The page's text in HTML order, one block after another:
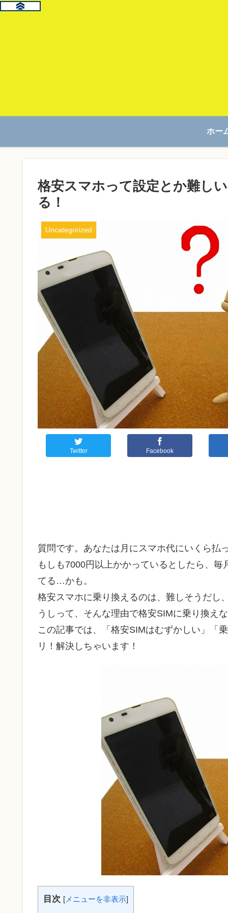
ホー
格安スマホって設定とか難し
る！
Uncategorized
Twitter Facebook
質問です。あなたは月にスマホ代にいくら払
もしも7000円以上かかっているとしたら、
てる…かも。
格安スマホに乗り換えるのは、難しそうだし
うしって、そんな理由で格安SIMに乗り換え
この記事では、「格安SIMはむずかしい」「
リ！解決しちゃいます！
目次 [ メニューを非表示]